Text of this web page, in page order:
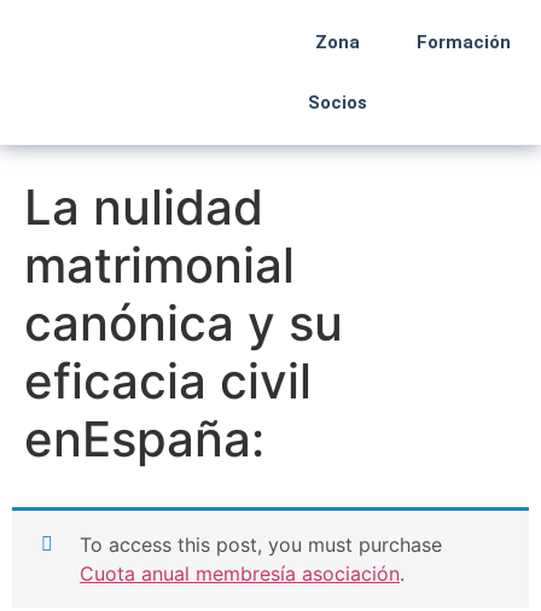
Zona
Socios
Formación
La nulidad
matrimonial
canónica y su
eficacia civil
enEspaña:
To access this post, you must purchase
Cuota anual membresía asociación.